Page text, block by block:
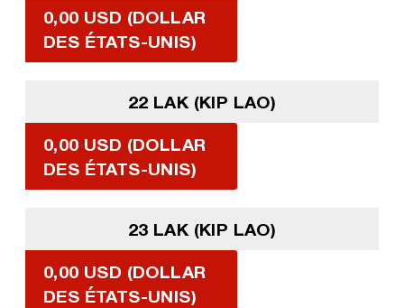
0,00 USD (DOLLAR
DES ÉTATS-UNIS)
22 LAK (KIP LAO)
0,00 USD (DOLLAR
DES ÉTATS-UNIS)
23 LAK (KIP LAO)
0,00 USD (DOLLAR
DES ÉTATS-UNIS)